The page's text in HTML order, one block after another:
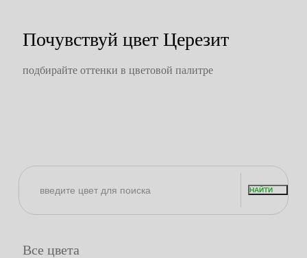
Почувствуй цвет Церезит
подбирайте оттенки в цветовой палитре
НАЙТИ
Все цвета